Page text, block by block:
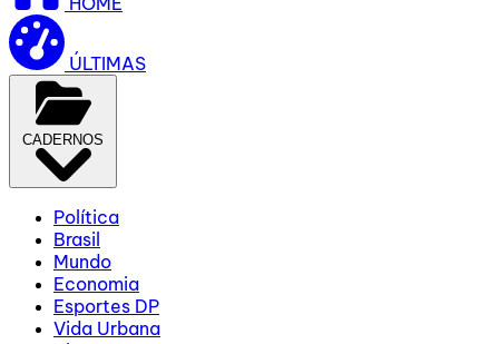
ÚLTIMAS
CADERNOS
Política
Brasil
Mundo
Economia
Esportes DP
Vida Urbana